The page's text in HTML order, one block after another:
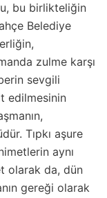
bu birlikteliğin
Belediye
zulme karşı
sevgili
edilmesinin
Tıpkı aşure
aynı
olarak da, dün
gereği olarak